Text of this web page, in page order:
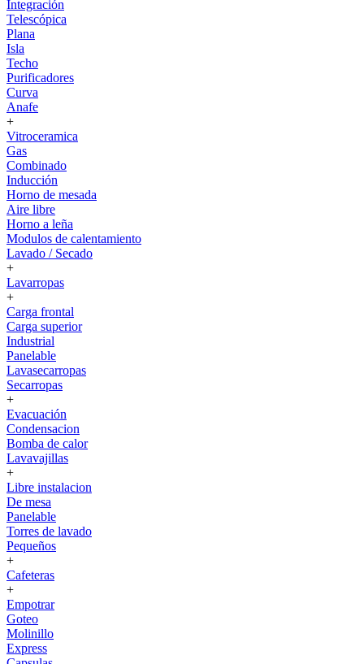
Integración
Telescópica
Plana
Isla
Techo
Purificadores
Curva
Anafe
+
Vitroceramica
Gas
Combinado
Inducción
Horno de mesada
Aire libre
Horno a leña
Modulos de calentamiento
Lavado / Secado
+
Lavarropas
+
Carga frontal
Carga superior
Industrial
Panelable
Lavasecarropas
Secarropas
+
Evacuación
Condensacion
Bomba de calor
Lavavajillas
+
Libre instalacion
De mesa
Panelable
Torres de lavado
Pequeños
+
Cafeteras
+
Empotrar
Goteo
Molinillo
Express